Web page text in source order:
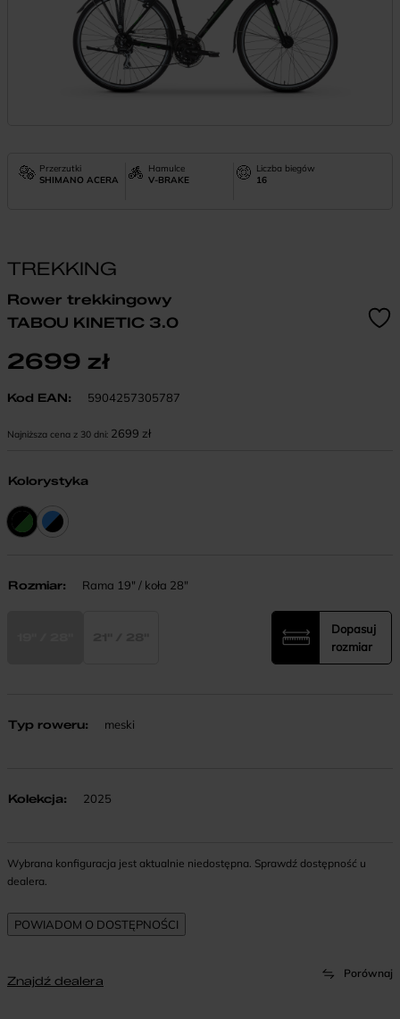
Przerzutki
SHIMANO ACERA
Hamulce
V-BRAKE
Liczba biegów
16
TREKKING
Rower trekkingowy
TABOU KINETIC 3.0
2699 zł
Kod EAN: 5904257305787
Najniższa cena z 30 dni: 2699 zł
Kolorystyka
Rozmiar: Rama 19" / koła 28"
Dopasuj
rozmiar
Typ roweru: meski
Kolekcja: 2025
Wybrana konfiguracja jest aktualnie niedostępna. Sprawdź dostępność u
dealera.
Porównaj
Znajdź dealera